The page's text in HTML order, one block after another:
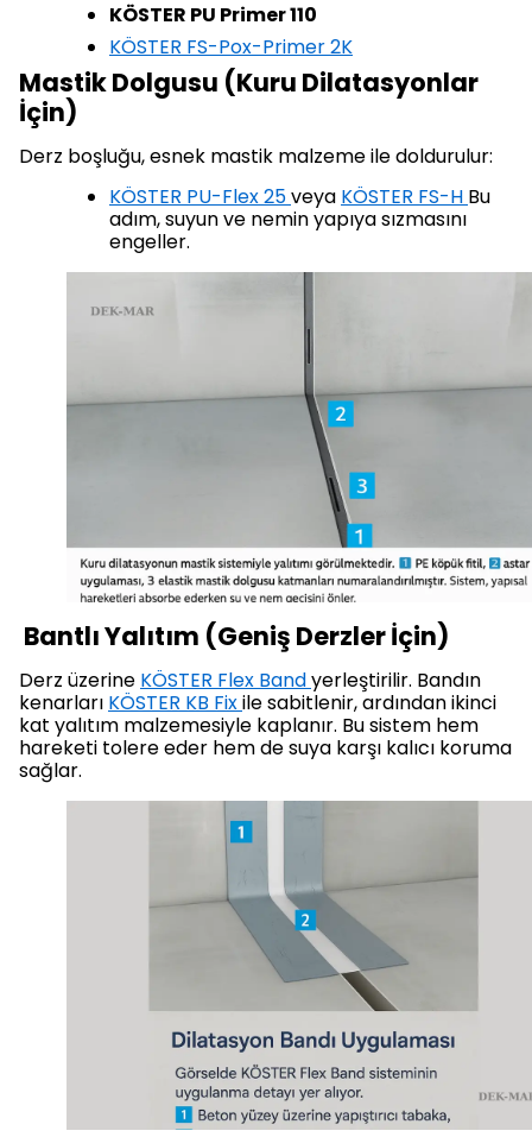
KÖSTER PU Primer 110
KÖSTER FS-Pox-Primer 2K
Mastik Dolgusu (Kuru Dilatasyonlar
İçin)
Derz boşluğu, esnek mastik malzeme ile doldurulur:
KÖSTER PU-Flex 25veya KÖSTER FS-H Bu
adım, suyun ve nemin yapıya sızmasını
engeller.
Bantlı Yalıtım (Geniş Derzler İçin)
Derz üzerine KÖSTER Flex Bandyerleştirilir. Bandın
kenarları KÖSTER KB Fixile sabitlenir, ardından ikinci
kat yalıtım malzemesiyle kaplanır. Bu sistem hem
hareketi tolere eder hem de suya karşı kalıcı koruma
sağlar.